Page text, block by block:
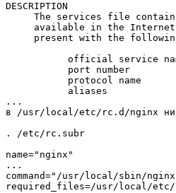
DESCRIPTION
The services file
available in the
present with the
official service
           port number
           protocol name
           aliases
...
в /usr/local/etc/rc.d/nginx
. /etc/rc.subr
name="nginx"
...
command="/usr/local/sbin/
required_files=/usr/local/etc/